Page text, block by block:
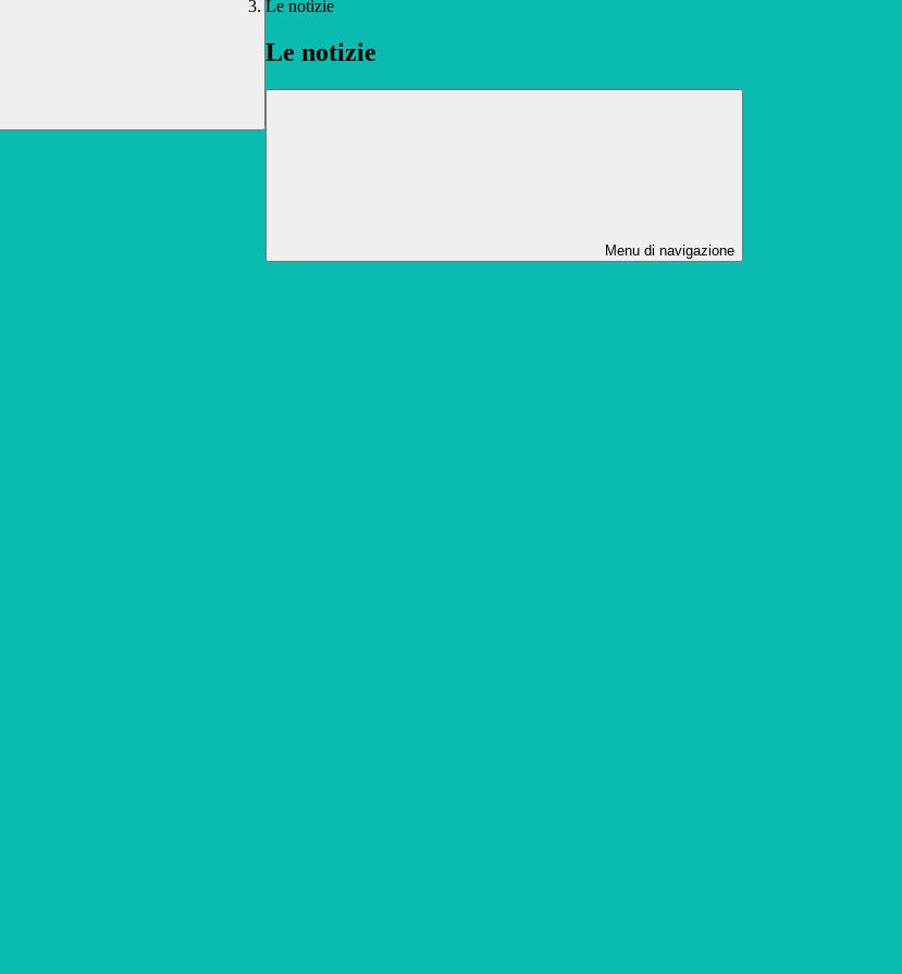
Le notizie
Le notizie
Menu di navigazione